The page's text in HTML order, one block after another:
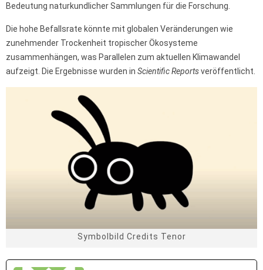
Bedeutung naturkundlicher Sammlungen für die Forschung.
Die hohe Befallsrate könnte mit globalen Veränderungen wie
zunehmender Trockenheit tropischer Ökosysteme
zusammenhängen, was Parallelen zum aktuellen Klimawandel
aufzeigt. Die Ergebnisse wurden in Scientific Reportsveröffentlicht.
Symbolbild Credits Tenor